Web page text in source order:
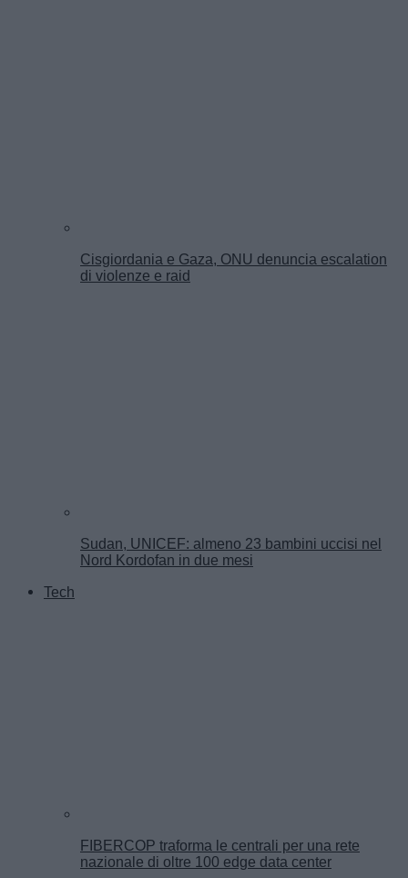
Cisgiordania e Gaza, ONU denuncia escalation
di violenze e raid
Sudan, UNICEF: almeno 23 bambini uccisi nel
Nord Kordofan in due mesi
Tech
FIBERCOP traforma le centrali per una rete
nazionale di oltre 100 edge data center